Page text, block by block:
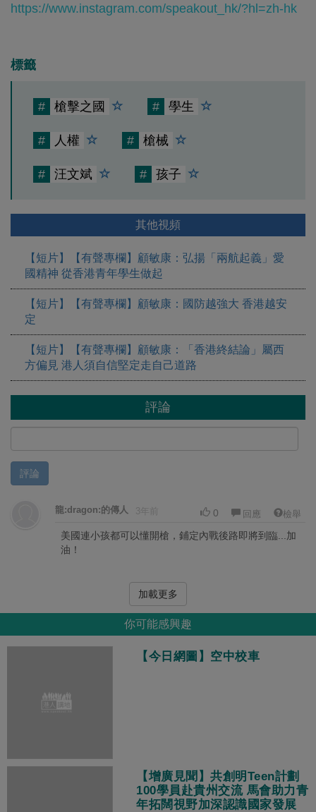
https://www.instagram.com/speakout_hk/?hl=zh-hk
標籤
# 槍擊之國 # 學生
# 人權 # 槍械
# 汪文斌 # 孩子
其他視頻
【短片】【有聲專欄】顧敏康：弘揚「兩航起義」愛
國精神 從香港青年學生做起
【短片】【有聲專欄】顧敏康：國防越強大 香港越安
定
【短片】【有聲專欄】顧敏康：「香港終結論」屬西
方偏見 港人須自信堅定走自己道路
評論
評論
龍:dragon:的傳人 3年前 0 回應 檢舉
美國連小孩都可以懂開槍，鋪定內戰後路即將到臨...加
油！
加載更多
你可能感興趣
【今日網圖】空中校車
【增廣見聞】共創明Teen計劃
100學員赴貴州交流 馬會助力青
年拓闊視野加深認識國家發展